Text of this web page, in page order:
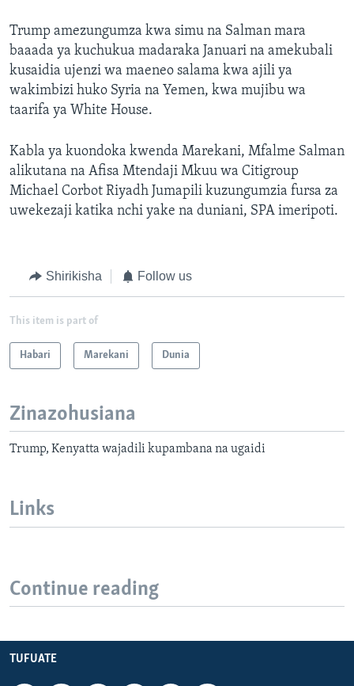
Trump amezungumza kwa simu na Salman mara
baaada ya kuchukua madaraka Januari na amekubali
kusaidia ujenzi wa maeneo salama kwa ajili ya
wakimbizi huko Syria na Yemen, kwa mujibu wa
taarifa ya White House.
Kabla ya kuondoka kwenda Marekani, Mfalme Salman
alikutana na Afisa Mtendaji Mkuu wa Citigroup
Michael Corbot Riyadh Jumapili kuzungumzia fursa za
uwekezaji katika nchi yake na duniani, SPA imeripoti.
Shirikisha Follow us
This item is part of
Habari Marekani Dunia
Zinazohusiana
Trump, Kenyatta wajadili kupambana na ugaidi
Links
Continue reading
TUFUATE